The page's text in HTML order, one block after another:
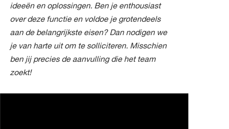
ideeën en oplossingen. Ben je enthousiast
over deze functie en voldoe je grotendeels
aan de belangrijkste eisen? Dan nodigen we
je van harte uit om te solliciteren. Misschien
ben jij precies de aanvulling die het team
zoekt!